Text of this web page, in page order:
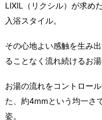
LIXIL（リクシル）が求め
入浴スタイル。
その心地よい感触を生み
ることなく流れ続けるお
お湯の流れをコントロー
た、約4mmという均一さ
姿。